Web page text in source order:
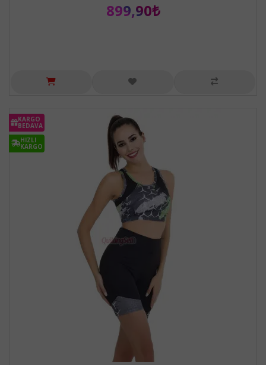
899,90₺
KARGO
BEDAVA
HIZLI
KARGO